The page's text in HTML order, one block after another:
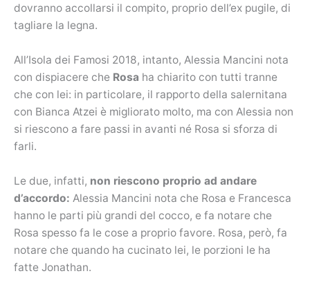
dovranno accollarsi il compito, proprio dell’ex pugile, di
tagliare la legna.
All’Isola dei Famosi 2018, intanto, Alessia Mancini nota
con dispiacere che Rosa ha chiarito con tutti tranne
che con lei: in particolare, il rapporto della salernitana
con Bianca Atzei è migliorato molto, ma con Alessia non
si riescono a fare passi in avanti né Rosa si sforza di
farli.
Le due, infatti, non riescono proprio ad andare
d’accordo: Alessia Mancini nota che Rosa e Francesca
hanno le parti più grandi del cocco, e fa notare che
Rosa spesso fa le cose a proprio favore. Rosa, però, fa
notare che quando ha cucinato lei, le porzioni le ha
fatte Jonathan.